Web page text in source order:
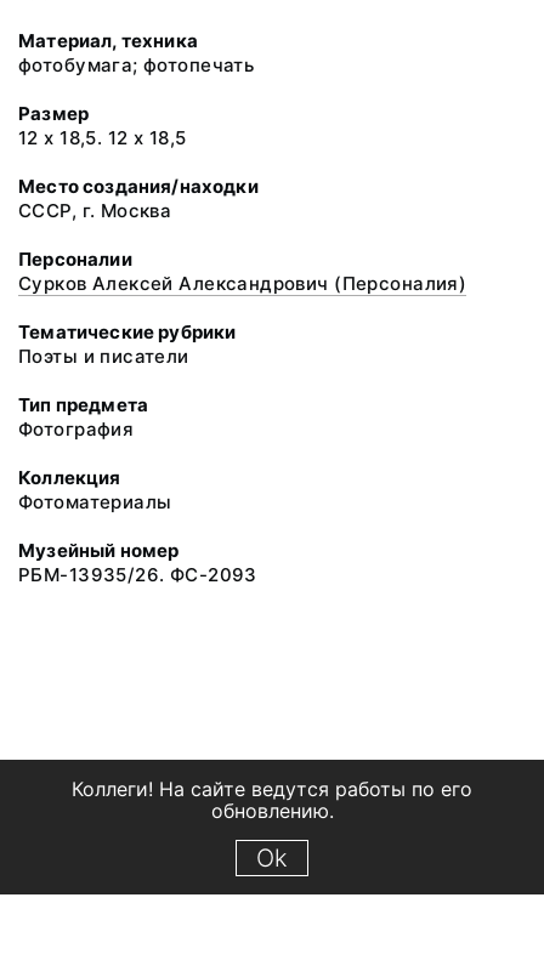
Материал, техника
фотобумага; фотопечать
Размер
12 х 18,5. 12 х 18,5
Место создания/находки
СССР, г. Москва
Персоналии
Сурков Алексей Александрович (Персоналия)
Тематические рубрики
Поэты и писатели
Тип предмета
Фотография
Коллекция
Фотоматериалы
Музейный номер
РБМ-13935/26. ФС-2093
Коллеги! На сайте ведутся работы по его
обновлению.
Ok